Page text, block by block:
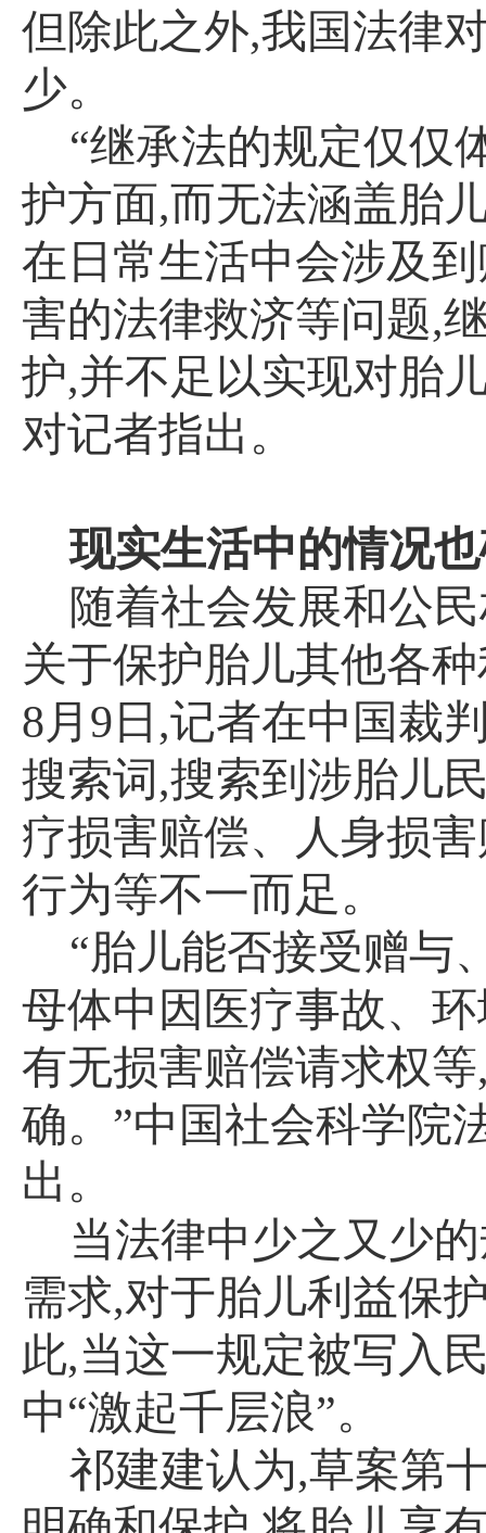
但除此之外,我国法律
少。
“继承法的规定仅仅
护方面,而无法涵盖胎
在日常生活中会涉及
害的法律救济等问题,
护,并不足以实现对胎
对记者指出。
现实生活中的情况
随着社会发展和公
关于保护胎儿其他各
8月 9 日 ,记者在中国裁
搜索词,搜索到涉胎儿
疗损害赔偿、人身损
行为等不一而足。
“胎儿能否接受赠与
母体中因医疗事故、
有无损害赔偿请求权等
确。”中国社会科学院
出。
当法律中少之又少
需求,对于胎儿利益保
此,当这一规定被写入
中“激起千层浪”。
祁建建认为,草案第